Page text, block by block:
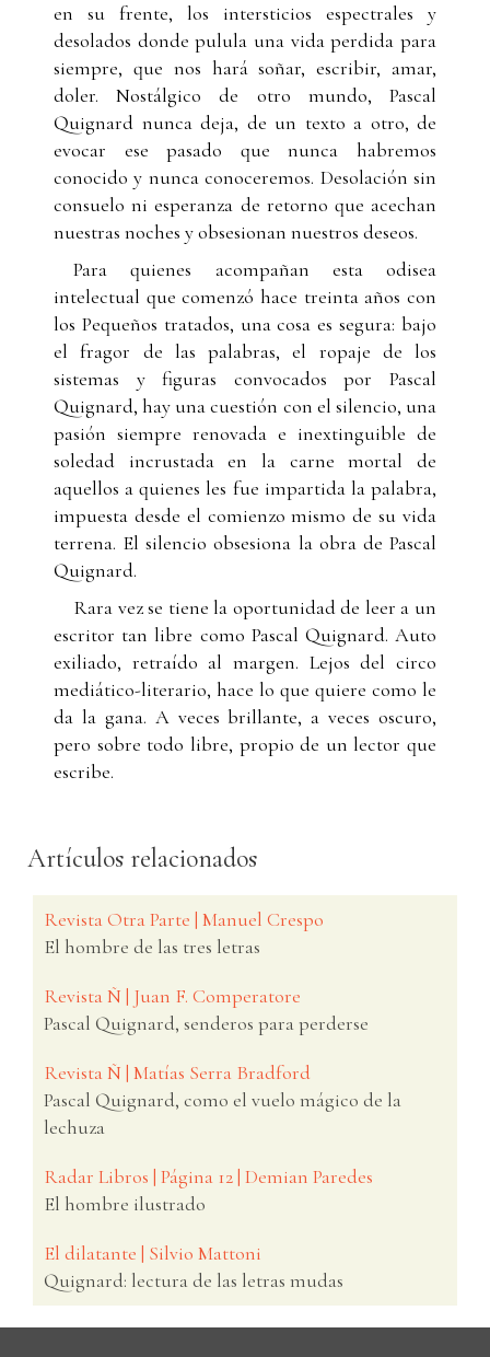
en su frente, los intersticios espectrales y
desolados donde pulula una vida perdida para
siempre, que nos hará soñar, escribir, amar,
doler. Nostálgico de otro mundo, Pascal
Quignard nunca deja, de un texto a otro, de
evocar ese pasado que nunca habremos
conocido y nunca conoceremos. Desolación sin
consuelo ni esperanza de retorno que acechan
nuestras noches y obsesionan nuestros deseos.
Para quienes acompañan esta odisea
intelectual que comenzó hace treinta años con
los Pequeños tratados, una cosa es segura: bajo
el fragor de las palabras, el ropaje de los
sistemas y figuras convocados por Pascal
Quignard, hay una cuestión con el silencio, una
pasión siempre renovada e inextinguible de
soledad incrustada en la carne mortal de
aquellos a quienes les fue impartida la palabra,
impuesta desde el comienzo mismo de su vida
terrena. El silencio obsesiona la obra de Pascal
Quignard.
Rara vez se tiene la oportunidad de leer a un
escritor tan libre como Pascal Quignard. Auto
exiliado, retraído al margen. Lejos del circo
mediático-literario, hace lo que quiere como le
da la gana. A veces brillante, a veces oscuro,
pero sobre todo libre, propio de un lector que
escribe.
Artículos relacionados
Revista Otra Parte | Manuel Crespo
El hombre de las tres letras
Revista Ñ | Juan F. Comperatore
Pascal Quignard, senderos para perderse
Revista Ñ | Matías Serra Bradford
Pascal Quignard, como el vuelo mágico de la
lechuza
Radar Libros | Página 12 | Demian Paredes
El hombre ilustrado
El dilatante | Silvio Mattoni
Quignard: lectura de las letras mudas